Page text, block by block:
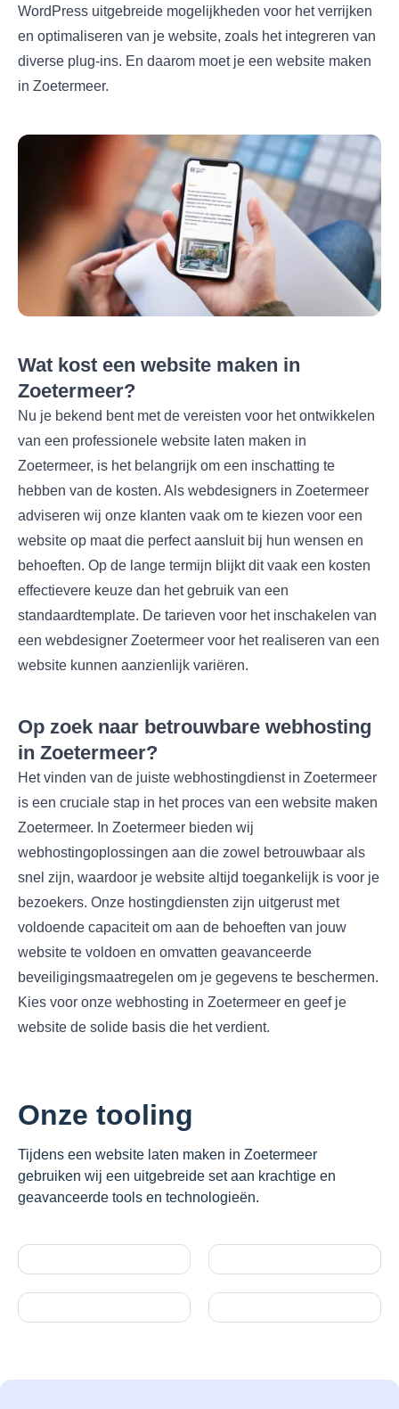
WordPress uitgebreide mogelijkheden voor het verrijken
en optimaliseren van je website, zoals het integreren van
diverse plug-ins. En daarom moet je een website maken
in Zoetermeer.
Wat kost een website maken in
Zoetermeer?
Nu je bekend bent met de vereisten voor het ontwikkelen
van een professionele website laten maken in
Zoetermeer, is het belangrijk om een inschatting te
hebben van de kosten. Als webdesigners in Zoetermeer
adviseren wij onze klanten vaak om te kiezen voor een
website op maat die perfect aansluit bij hun wensen en
behoeften. Op de lange termijn blijkt dit vaak een kosten
effectievere keuze dan het gebruik van een
standaardtemplate. De tarieven voor het inschakelen van
een webdesigner Zoetermeer voor het realiseren van een
website kunnen aanzienlijk variëren.
Op zoek naar betrouwbare webhosting
in Zoetermeer?
Het vinden van de juiste webhostingdienst in Zoetermeer
is een cruciale stap in het proces van een website maken
Zoetermeer. In Zoetermeer bieden wij
webhostingoplossingen aan die zowel betrouwbaar als
snel zijn, waardoor je website altijd toegankelijk is voor je
bezoekers. Onze hostingdiensten zijn uitgerust met
voldoende capaciteit om aan de behoeften van jouw
website te voldoen en omvatten geavanceerde
beveiligingsmaatregelen om je gegevens te beschermen.
Kies voor onze webhosting in Zoetermeer en geef je
website de solide basis die het verdient.
Onze tooling
Tijdens een website laten maken in Zoetermeer
gebruiken wij een uitgebreide set aan krachtige en
geavanceerde tools en technologieën.